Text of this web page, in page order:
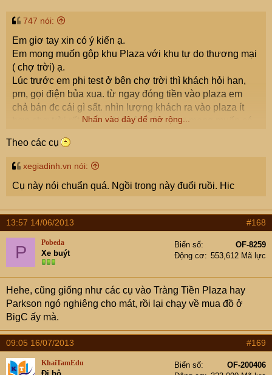
747 nói:
Em giơ tay xin có ý kiến ạ.
Em mong muốn gộp khu Plaza với khu tự do thương mại
( chợ trời) ạ.
Lúc trước em phi test ở bên chợ trời thì khách hỏi han,
pm, gọi điện bủa xua. từ ngay đóng tiền vào plaza em
chả bán đc cái gì sất. nhìn lượng khách ra vào plaza ít
hơn chợ trời rất nhiều. AI buôn bán cũng mong muốn có
em ốm mất. chắc hết mấy tháng nữa em đóng cửa hàng
luôn quá.
Nhấn vào đây để mở rộng...
Theo các cụ
xegiadinh.vn nói:
Cụ này nói chuẩn quá. Ngồi trong này đuổi ruồi. Hic
13:57 14/06/2013 #168
P Pobeda
Xe buýt
Biển số
OF-8259
Động cơ
553,612 Mã lực
Hehe, cũng giống như các cụ vào Tràng Tiền Plaza hay
Parkson ngó nghiêng cho mát, rồi lại chạy về mua đồ ở
BigC ấy mà.
09:05 16/07/2013 #169
KhaiTamEdu Biển số
OF-200406